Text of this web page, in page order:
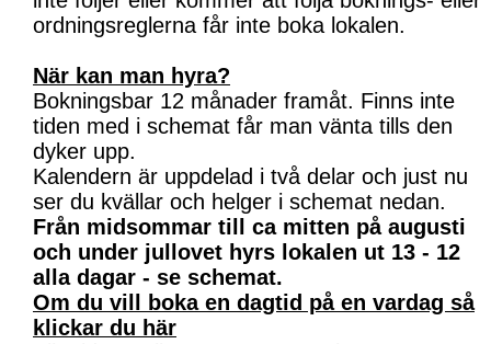
ordningsreglerna får inte boka lokalen.
När kan man hyra?
Bokningsbar 12 månader framåt. Finns inte
tiden med i schemat får man vänta tills den
dyker upp.
Kalendern är uppdelad i två delar och just nu
ser du kvällar och helger i schemat nedan.
Från midsommar till ca mitten på augusti
och under jullovet hyrs lokalen ut 13 - 12
alla dagar - se schemat.
Om du vill boka en dagtid på en vardag så
klickar du här